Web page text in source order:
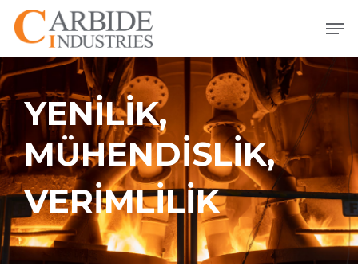
Ana
içeriğe
atla
YENİLİK,
MÜHENDİSLİK,
VERİMLİLİK